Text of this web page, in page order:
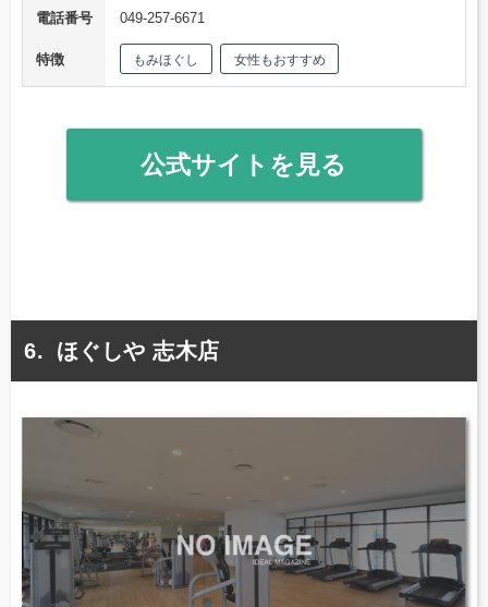
電話番号
049-257-6671
特徴 もみほぐし 女性もおすすめ
公式サイトを見る
ほぐしや 志木店